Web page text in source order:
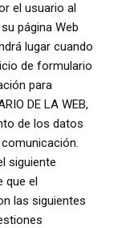
el usuario al
página Web
lugar cuando
de formulario
para
DE LA WEB,
de los datos
siguiente
que el
las siguientes